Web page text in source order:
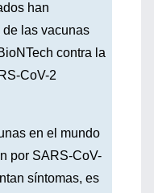
han
las vacunas
contra la
CoV-2
en el mundo
por SARS-CoV-
síntomas, es